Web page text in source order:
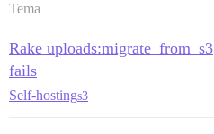
Tema
Rake uploads:migrate_from_s3
fails
Self-hostings3